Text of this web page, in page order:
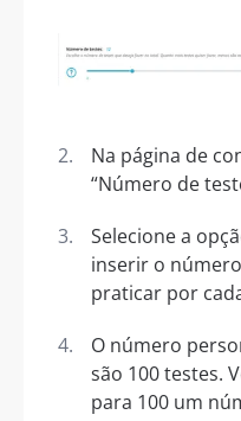
Na página de
“Número de
Selecione a
inserir o
praticar por
O número
são 100 testes.
para 100 um